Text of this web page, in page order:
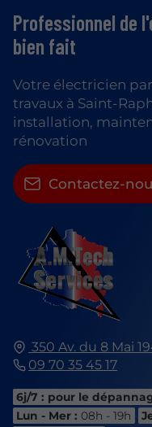
350 Av. du 8 Mai
09 70 35 45 17
6j/7 : pour le
Lun - Mer : 08h - 19h
Professionnel de
bien fait
Votre électricien
travaux à Saint-
installation,
rénovation
Contactez-